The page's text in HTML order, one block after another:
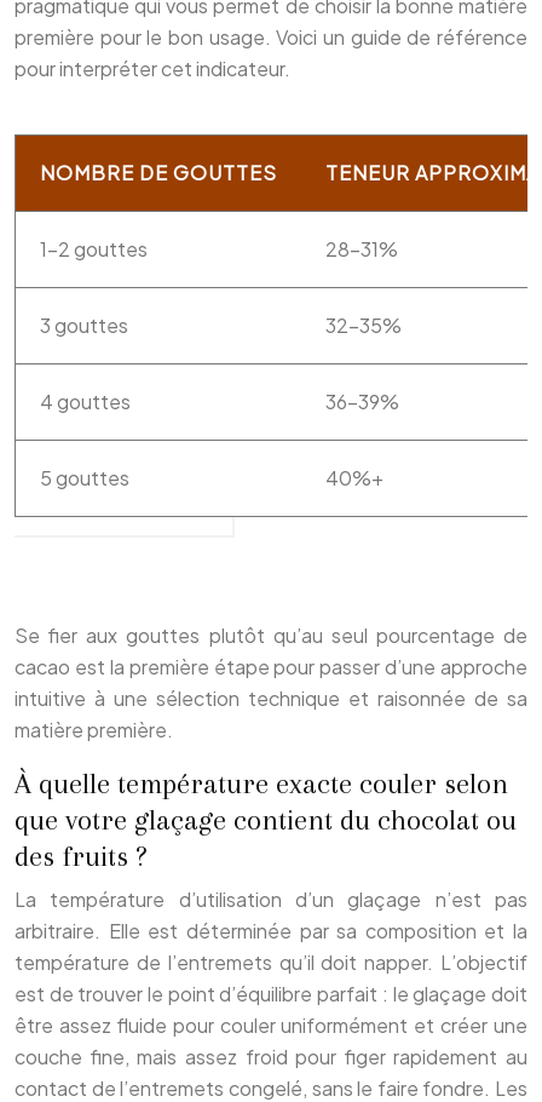
première pour le bon usage. Voici un guide de référence
pour interpréter cet indicateur.
NOMBRE DE GOUTTES TENEUR
1-2 gouttes 28-31%
3 gouttes 32-35%
4 gouttes 36-39%
5 gouttes 40%+
Se fier aux gouttes plutôt qu’au seul pourcentage de
cacao est la première étape pour passer d’une approche
intuitive à une sélection technique et raisonnée de sa
matière première.
À quelle température exacte couler selon
que votre glaçage contient du chocolat ou
des fruits ?
La température d’utilisation d’un glaçage n’est pas
arbitraire. Elle est déterminée par sa composition et la
température de l’entremets qu’il doit napper. L’objectif
est de trouver le point d’équilibre parfait : le glaçage doit
être assez fluide pour couler uniformément et créer une
couche fine, mais assez froid pour figer rapidement au
contact de l’entremets congelé, sans le faire fondre. Les